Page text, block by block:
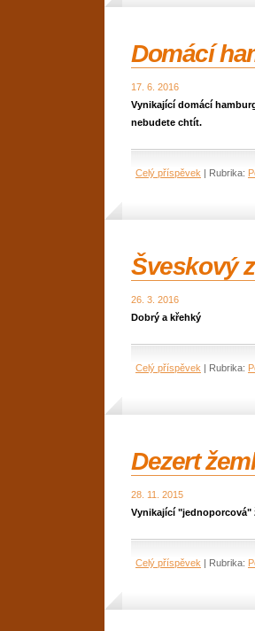
Domácí
17. 6. 2016
Vynikající domácí
nebudete chtít.
Celý příspěvek | Rubrika:
Šveskový
26. 3. 2016
Dobrý a křehký
Celý příspěvek | Rubrika:
Dezert
28. 11. 2015
Vynikající "jednoporcová"
Celý příspěvek | Rubrika: